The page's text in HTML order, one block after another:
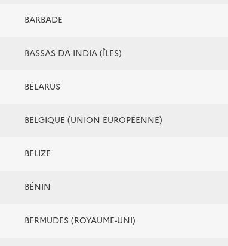
BARBADE
BASSAS DA INDIA (ÎLES)
BÉLARUS
BELGIQUE (UNION EUROPÉENNE)
BELIZE
BÉNIN
BERMUDES (ROYAUME-UNI)